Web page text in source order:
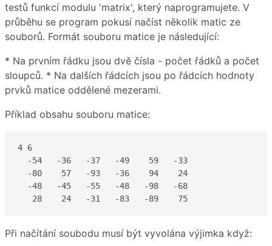
testů funkcí modulu 'matrix', který naprogramujete. V
průběhu se program pokusí načíst několik matic ze
souborů. Formát souboru matice je následující:
* Na prvním řádku jsou dvě čísla - počet řádků a počet
sloupců. * Na dalších řádcích jsou po řádcích hodnoty
prvků matice oddělené mezerami.
Příklad obsahu souboru matice:
4 6
  -54   -36   -37   -49    59   -33
  -80    57   -93   -36    94    24
  -48   -45   -55   -48   -98   -68
   28    24   -31   -83   -89    75
Při načítání soubodu musí být vyvolána výjimka když: